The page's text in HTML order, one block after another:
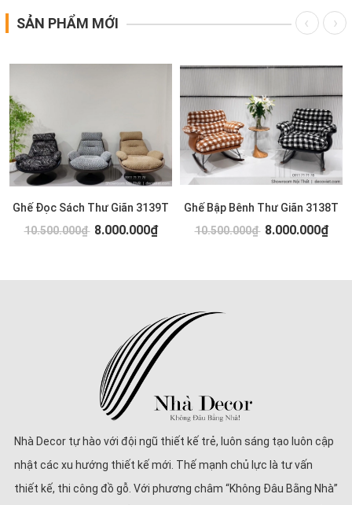
SẢN PHẨM MỚI
Ghế Đọc Sách Thư Giãn 3139T
10.500.000₫ 8.000.000₫
Ghế Bập Bênh Thư Giãn 3138T
10.500.000₫ 8.000.000₫
Nhà Decor tự hào với đội ngũ thiết kế trẻ, luôn sáng tạo luôn cập
nhật các xu hướng thiết kế mới. Thế mạnh chủ lực là tư vấn
thiết kế, thi công đồ gỗ. Với phương châm “Không Đâu Bằng Nhà”